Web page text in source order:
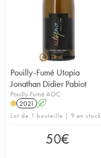
Pouilly-Fumé Utopia
Jonathan Didier Pabiot
Pouilly-Fumé AOC
2021
A
Lot de 1 bouteille | 9 en stock
50€